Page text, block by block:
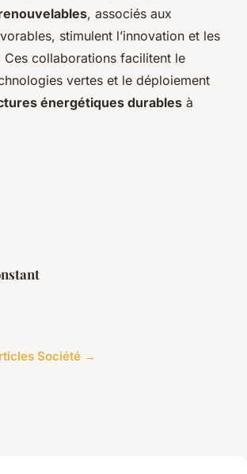
, associés aux
stimulent l’innovation et les
Ces collaborations facilitent le
vertes et le déploiement
énergétiques durables à
Société →